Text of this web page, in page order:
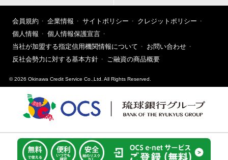
会員規約 企業情報 サイトポリシー
クレジットポリシー
個人情報
個人情報保護宣言
当社が加盟する指定信用機関情報について
お問い合わせ
反社会勢力に対する基本方針
ご融資の商品概要
© 2026 Okinawa Credit Service Co.,Ltd. All Rights Reserved.